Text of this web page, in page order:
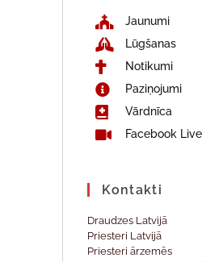
Jaunumi
Lūgšanas
Notikumi
Paziņojumi
Vārdnīca
Facebook Live
Kontakti
Draudzes Latvijā
Priesteri Latvijā
Priesteri ārzemēs